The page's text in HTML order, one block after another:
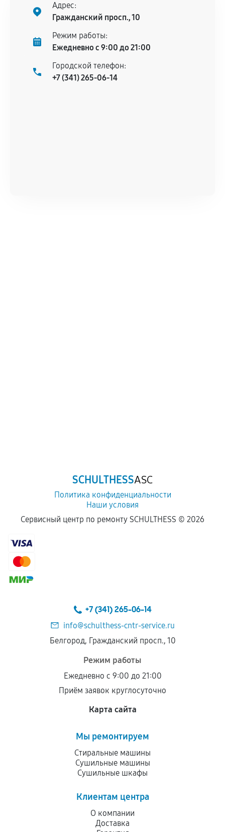
Адрес:
Гражданский просп., 10
Режим работы:
Ежедневно с 9:00 до 21:00
Городской телефон:
+7 (341) 265-06-14
SCHULTHESSASC
Политика конфиденциальности
Наши условия
Сервисный центр по ремонту SCHULTHESS © 2026
+7 (341) 265-06-14
info@schulthess-cntr-service.ru
Белгород, Гражданский просп., 10
Режим работы
Ежедневно с 9:00 до 21:00
Приём заявок круглосуточно
Карта сайта
Мы ремонтируем
Стиральные машины
Сушильные машины
Сушильные шкафы
Клиентам центра
О компании
Доставка